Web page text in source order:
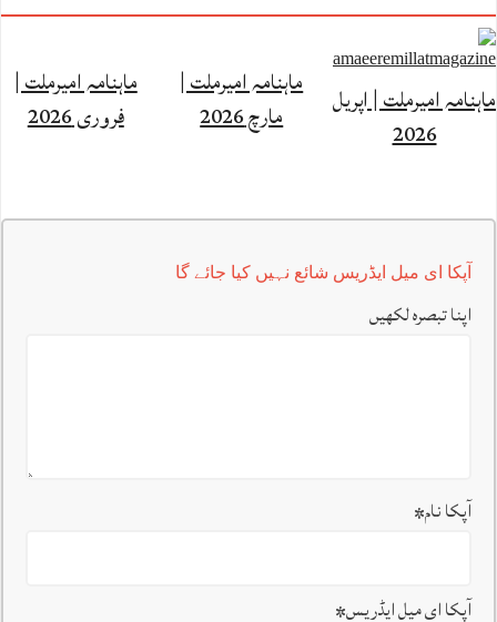
ماہنامہ امیرملت | اپریل
2026
ماہنامہ امیرملت |
مارچ 2026
ماہنامہ امیرملت |
فروری 2026
آپکا ای میل ایڈریس شائع نہیں کیا جائے گا
اپنا تبصرہ لکھیں
آپکا نام*
آپکا ای میل ایڈریس*